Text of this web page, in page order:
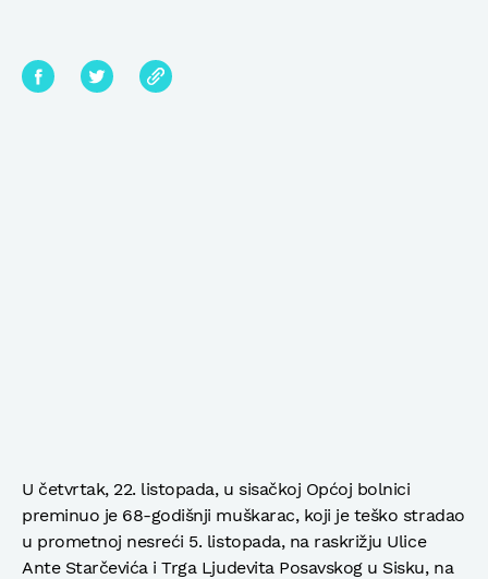
U četvrtak, 22. listopada, u sisačkoj Općoj bolnici
preminuo je 68-godišnji muškarac, koji je teško stradao
u prometnoj nesreći 5. listopada, na raskrižju Ulice
Ante Starčevića i Trga Ljudevita Posavskog u Sisku, na